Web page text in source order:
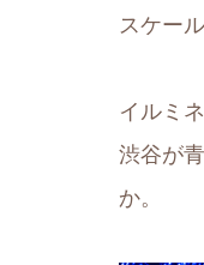
スケー
イルミ
渋谷が
か。